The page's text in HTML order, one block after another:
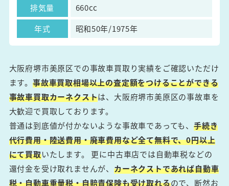
排気量
660cc
年式
昭和50年/1975年
大阪府堺市美原区での事故車買取り実績をご確認いただけ
ます。事故車買取相場以上の査定額をつけることができる
事故車買取カーネクストは、大阪府堺市美原区の事故車を
大歓迎で買取しております。
普通は到底値が付かないような事故車であっても、手続き
代行費用・陸送費用・廃車費用など全て無料で、0円以上
にて買取いたします。 更に中古車店では自動車税などの
還付金を受け取れませんが、カーネクストであれば自動車
税・自動車重量税・自賠責保険も受け取れるので、断然お